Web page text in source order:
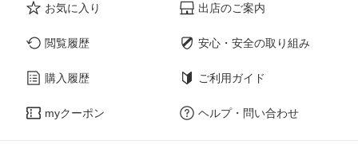
お気に入り
閲覧履歴
購入履歴
myクーポン
出店のご案内
安心・安全の取り組み
ご利用ガイド
ヘルプ・問い合わせ